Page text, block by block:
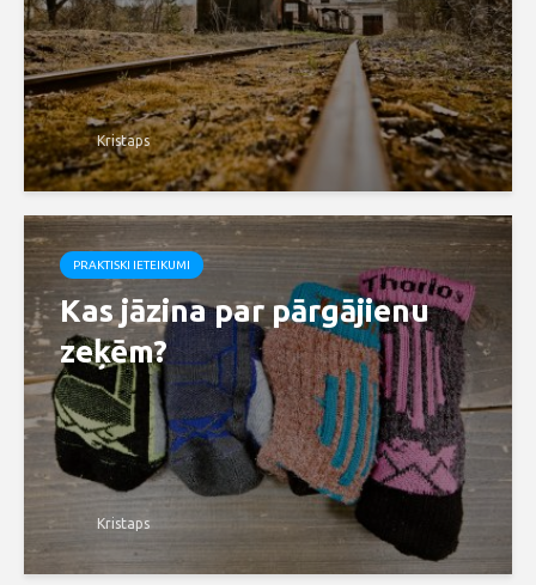
Kristaps
PRAKTISKI IETEIKUMI
Kas jāzina par pārgājienu
zeķēm?
Kristaps